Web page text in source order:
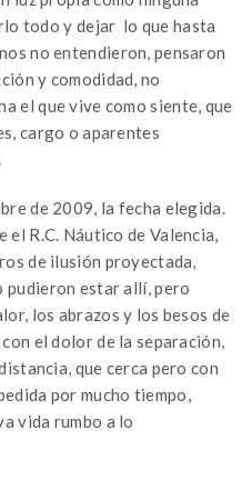
todo y dejar lo que hasta
no entendieron, pensaron
y comodidad, no
el que vive como siente, que
cargo o aparentes
de 2009, la fecha elegida.
R.C. Náutico de Valencia,
de ilusión proyectada,
pudieron estar allí, pero
los abrazos y los besos de
el dolor de la separación,
que cerca pero con
por mucho tiempo,
vida rumbo a lo